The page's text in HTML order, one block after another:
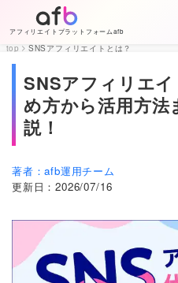
アフィリエイトプラットフォームafb
top SNSアフィリエイトとは？
SNSアフィリエ
め方から活用方
説！
著者：afb運用チーム
更新日：2026/07/16